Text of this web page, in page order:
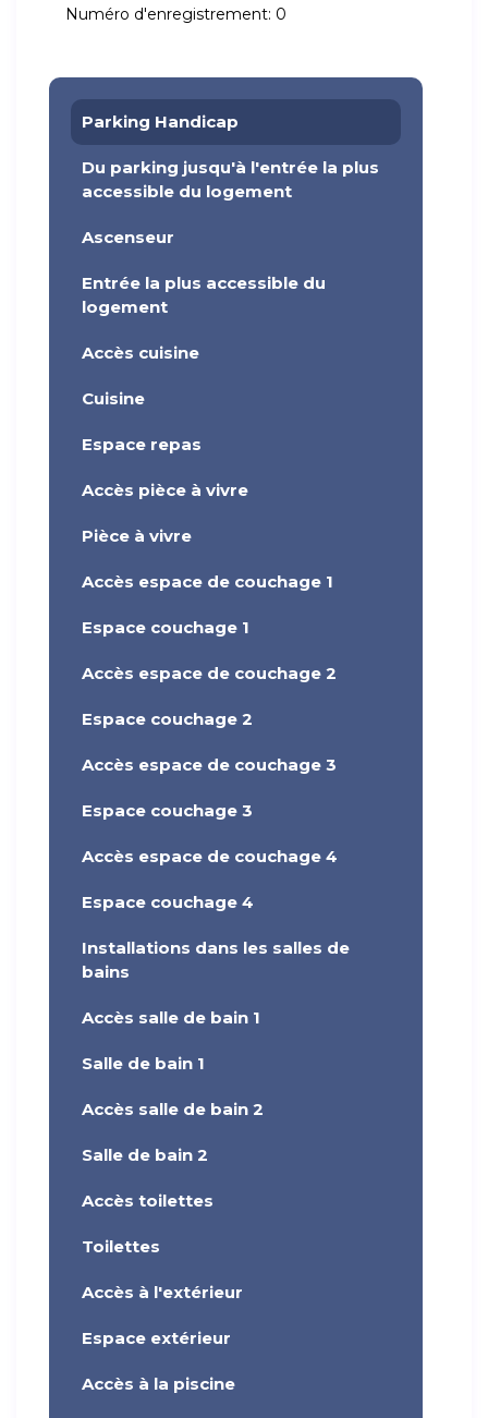
Numéro d'enregistrement: 0
Parking Handicap
Du parking jusqu'à l'entrée la plus
accessible du logement
Ascenseur
Entrée la plus accessible du
logement
Accès cuisine
Cuisine
Espace repas
Accès pièce à vivre
Pièce à vivre
Accès espace de couchage 1
Espace couchage 1
Accès espace de couchage 2
Espace couchage 2
Accès espace de couchage 3
Espace couchage 3
Accès espace de couchage 4
Espace couchage 4
Installations dans les salles de
bains
Accès salle de bain 1
Salle de bain 1
Accès salle de bain 2
Salle de bain 2
Accès toilettes
Toilettes
Accès à l'extérieur
Espace extérieur
Accès à la piscine